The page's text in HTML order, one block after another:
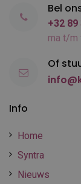
Info
Home
Syntra
Nieuws
Bel
+32 89
ma t/m
Of